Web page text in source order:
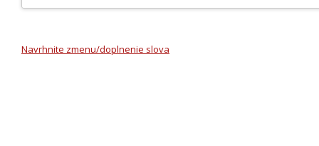
Navrhnite zmenu/doplnenie slova